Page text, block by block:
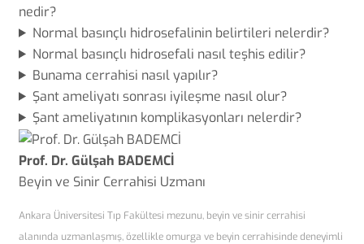
nedir?
Normal basınçlı hidrosefalinin belirtileri nelerdir?
Normal basınçlı hidrosefali nasıl teşhis edilir?
Bunama cerrahisi nasıl yapılır?
Şant ameliyatı sonrası iyileşme nasıl olur?
Şant ameliyatının komplikasyonları nelerdir?
Prof. Dr. Gülşah BADEMCİ
Beyin ve Sinir Cerrahisi Uzmanı
Ankara Üniversitesi Tıp Fakültesi mezunu, beyin ve sinir cerrahisi
alanında uzmanlaşmış, özellikle omurga ve beyin cerrahisinde deneyimli